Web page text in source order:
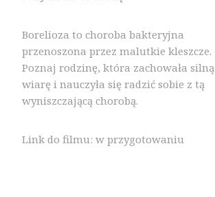
Borelioza to choroba bakteryjna
przenoszona przez malutkie kleszcze.
Poznaj rodzinę, która zachowała silną
wiarę i nauczyła się radzić sobie z tą
wyniszczającą chorobą.
Link do filmu: w przygotowaniu